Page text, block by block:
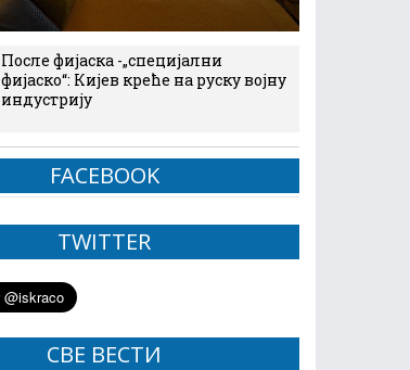
После фијаска -„специјални
фијаско“: Кијев креће на руску војну
индустрију
FACEBOOK
TWITTER
СВЕ ВЕСТИ